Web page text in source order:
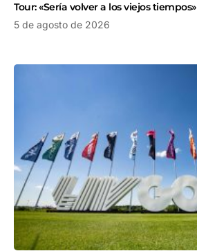
Tour: «Sería volver a los viejos tiempos»
5 de agosto de 2026